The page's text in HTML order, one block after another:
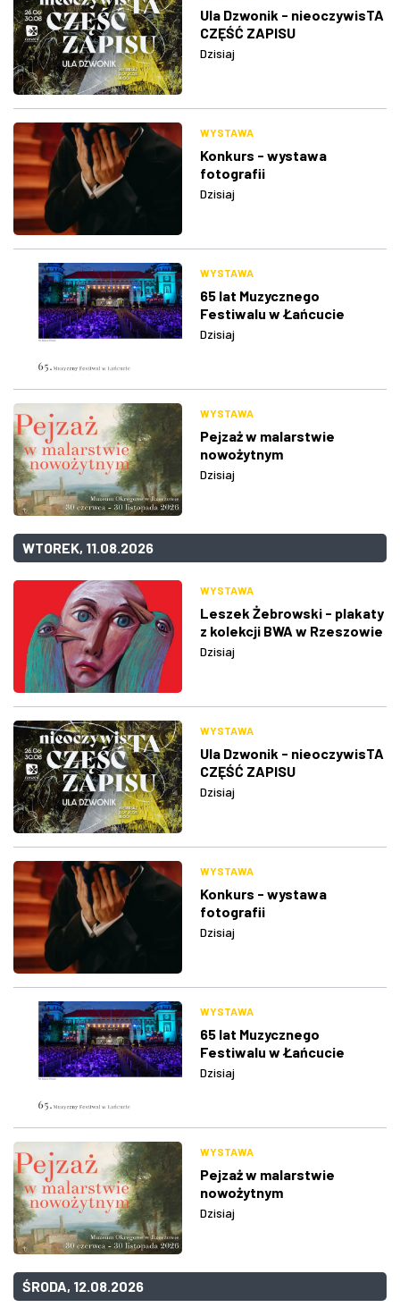
Ula Dzwonik - nieoczywisTA
CZĘŚĆ ZAPISU
Dzisiaj
WYSTAWA
Konkurs - wystawa
fotografii
Dzisiaj
WYSTAWA
65 lat Muzycznego
Festiwalu w Łańcucie
Dzisiaj
WYSTAWA
Pejzaż w malarstwie
nowożytnym
Dzisiaj
WTOREK, 11.08.2026
WYSTAWA
Leszek Żebrowski - plakaty
z kolekcji BWA w Rzeszowie
Dzisiaj
WYSTAWA
Ula Dzwonik - nieoczywisTA
CZĘŚĆ ZAPISU
Dzisiaj
WYSTAWA
Konkurs - wystawa
fotografii
Dzisiaj
WYSTAWA
65 lat Muzycznego
Festiwalu w Łańcucie
Dzisiaj
WYSTAWA
Pejzaż w malarstwie
nowożytnym
Dzisiaj
ŚRODA, 12.08.2026